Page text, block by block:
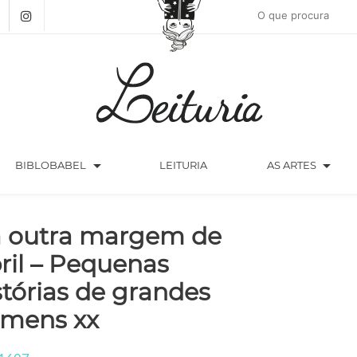
BIBLOBABEL arrow_drop_down LEITURIA AS ARTES arrow_drop_down
outra margem de
– Pequenas
de grandes
xx